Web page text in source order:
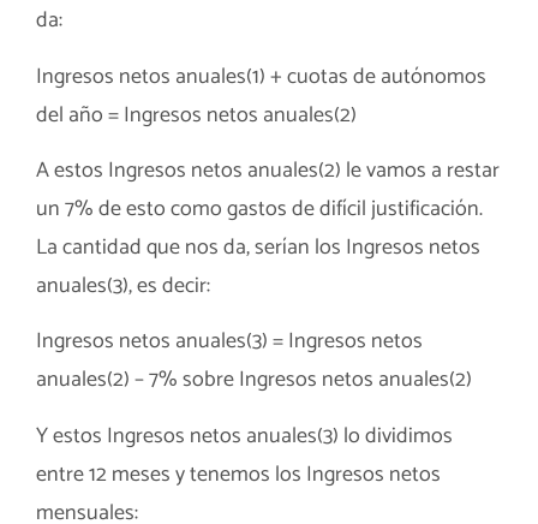
da:
Ingresos netos anuales(1) + cuotas de autónomos
del año = Ingresos netos anuales(2)
A estos Ingresos netos anuales(2) le vamos a restar
un 7% de esto como gastos de difícil justificación.
La cantidad que nos da, serían los Ingresos netos
anuales(3), es decir:
Ingresos netos anuales(3) = Ingresos netos
anuales(2) – 7% sobre Ingresos netos anuales(2)
Y estos Ingresos netos anuales(3) lo dividimos
entre 12 meses y tenemos los Ingresos netos
mensuales: